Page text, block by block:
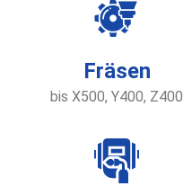
Fräsen
bis X500, Y400, Z400